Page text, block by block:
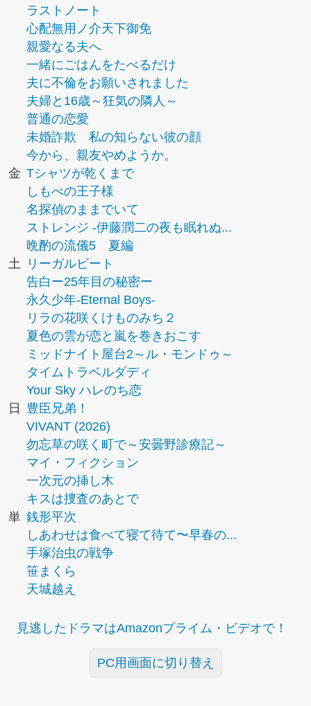
ラストノート
心配無用ノ介天下御免
親愛なる夫へ
一緒にごはんをたべるだけ
夫に不倫をお願いされました
夫婦と16歳～狂気の隣人～
普通の恋愛
未婚詐欺 私の知らない彼の顔
今から、親友やめようか。
金 Tシャツが乾くまで
しもべの王子様
名探偵のままでいて
ストレンジ -伊藤潤二の夜も眠れぬ...
晩酌の流儀5 夏編
土
リーガルビート
告白ー25年目の秘密ー
永久少年-Eternal Boys-
リラの花咲くけものみち２
夏色の雲が恋と嵐を巻きおこす
ミッドナイト屋台2～ル・モンドゥ～
タイムトラベルダディ
Your Sky ハレのち恋
日
豊臣兄弟！
VIVANT (2026)
勿忘草の咲く町で～安曇野診療記～
マイ・フィクション
一次元の挿し木
キスは捜査のあとで
単 銭形平次
しあわせは食べて寝て待て〜早春の...
手塚治虫の戦争
笹まくら
天城越え
見逃したドラマはAmazonプライム・ビデオで！
PC用画面に切り替え